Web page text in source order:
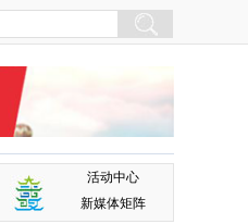
活动中心
新媒体矩阵